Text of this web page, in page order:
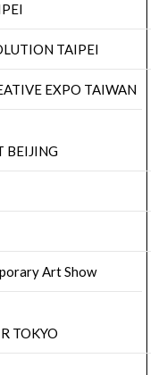
TAIPEI
EXPO TAIWAN
BEIJING
Art Show
TOKYO